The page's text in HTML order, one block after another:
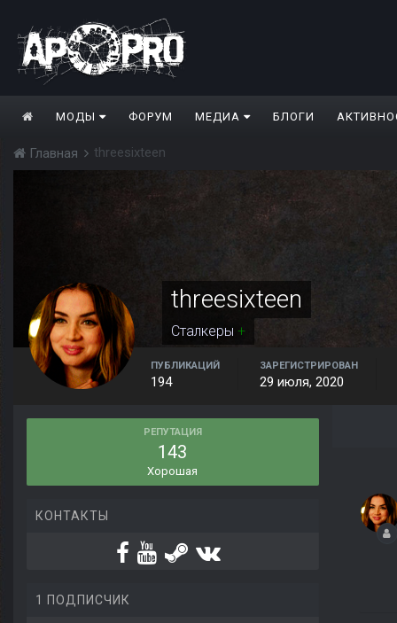
МОДЫ ФОРУМ МЕДИА БЛОГИ
Главная threesixteen
threesixteen
Сталкеры +
ПУБЛИКАЦИЙ
194
ЗАРЕГИСТРИРОВАН
29 июля, 2020
РЕПУТАЦИЯ
143
Хорошая
КОНТАКТЫ
1 ПОДПИСЧИК